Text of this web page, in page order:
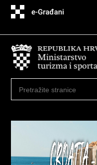
sadržaj